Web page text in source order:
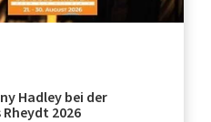
Hadley bei der
2026